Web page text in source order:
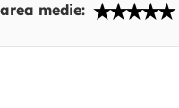
medie: